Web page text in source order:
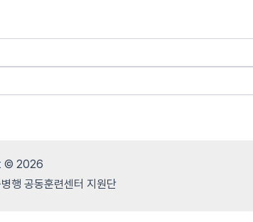
© 2026
행 공동훈련센터 지원단